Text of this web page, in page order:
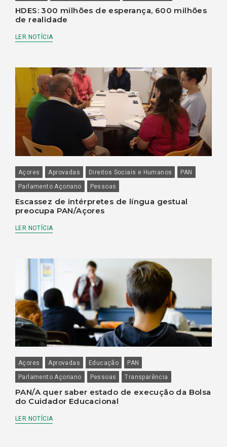
HDES: 300 milhões de esperança, 600 milhões
de realidade
LER NOTÍCIA
Açores Aprovadas Direitos Sociais e Humanos
PAN
Parlamento Açoriano
Pessoas
Escassez de intérpretes de língua gestual
preocupa PAN/Açores
LER NOTÍCIA
Açores Aprovadas Educação
PAN
Parlamento Açoriano
Pessoas Transparência
PAN/A quer saber estado de execução da Bolsa
do Cuidador Educacional
LER NOTÍCIA